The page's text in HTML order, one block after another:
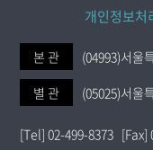
개인정보
본 관
(04993)서울
별 관
(05025)서울
[Tel] 02-499-8373